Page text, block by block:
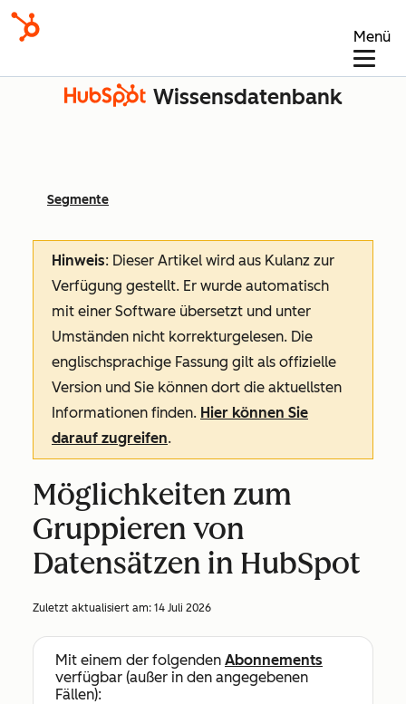
Menü
Wissensdatenbank
Segmente
Hinweis: Dieser Artikel wird aus Kulanz zur
Verfügung gestellt. Er wurde automatisch
mit einer Software übersetzt und unter
Umständen nicht korrekturgelesen. Die
englischsprachige Fassung gilt als offizielle
Version und Sie können dort die aktuellsten
Informationen finden. Hier können Sie
darauf zugreifen.
Möglichkeiten zum
Gruppieren von
Datensätzen in HubSpot
Zuletzt aktualisiert am: 14 Juli 2026
Mit einem der folgenden Abonnements
verfügbar (außer in den angegebenen
Fällen):